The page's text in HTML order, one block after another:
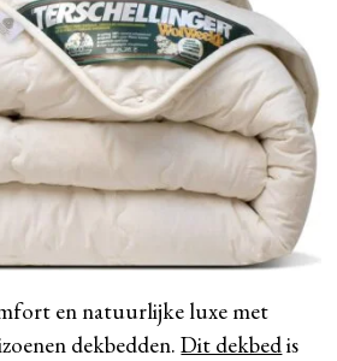
en natuurlijke luxe met
dekbedden.Dit dekbedis